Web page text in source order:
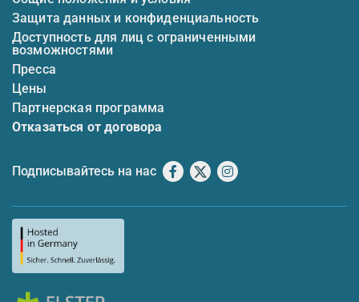
Защита данных и конфиденциальность
Доступность для лиц с ограниченными
возможностями
Пресса
Цены
Партнерская программа
Отказаться от договора
Подписывайтесь на нас Facebook
X Instagram